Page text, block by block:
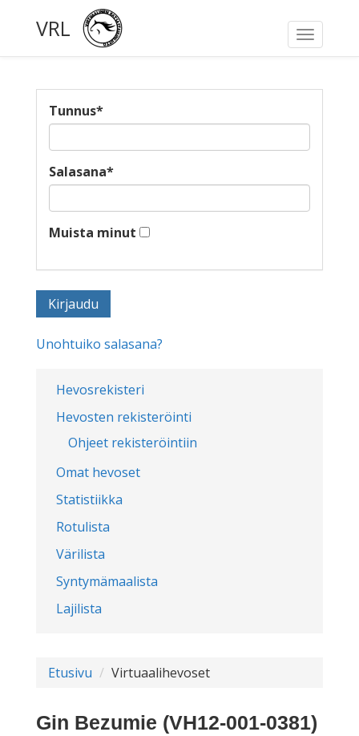
Toggle
VRL
Hevosrekisteri
Hevosten rekisteröinti
Ohjeet rekisteröintiin
Omat hevoset
Statistiikka
Rotulista
Värilista
Syntymämaalista
Lajilista
Tunnus*
Salasana*
Muista minut
Unohtuiko salasana?
Etusivu Virtuaalihevoset
Gin Bezumie (VH12-001-0381)